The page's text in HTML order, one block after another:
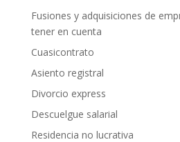
Fusiones y adquisiciones de
tener en cuenta
Cuasicontrato
Asiento registral
Divorcio express
Descuelgue salarial
Residencia no lucrativa